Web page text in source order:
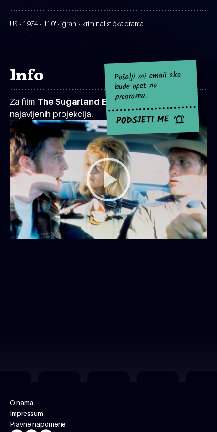
US • 1974 • 110' • igrani • kriminalistička drama
Info
Za film The Sugarland Express
najavljenih projekcija.
Pošalji mi email ako
bude opet na
programu.
PODSJETI ME
O nama
Impressum
Pravne napomene